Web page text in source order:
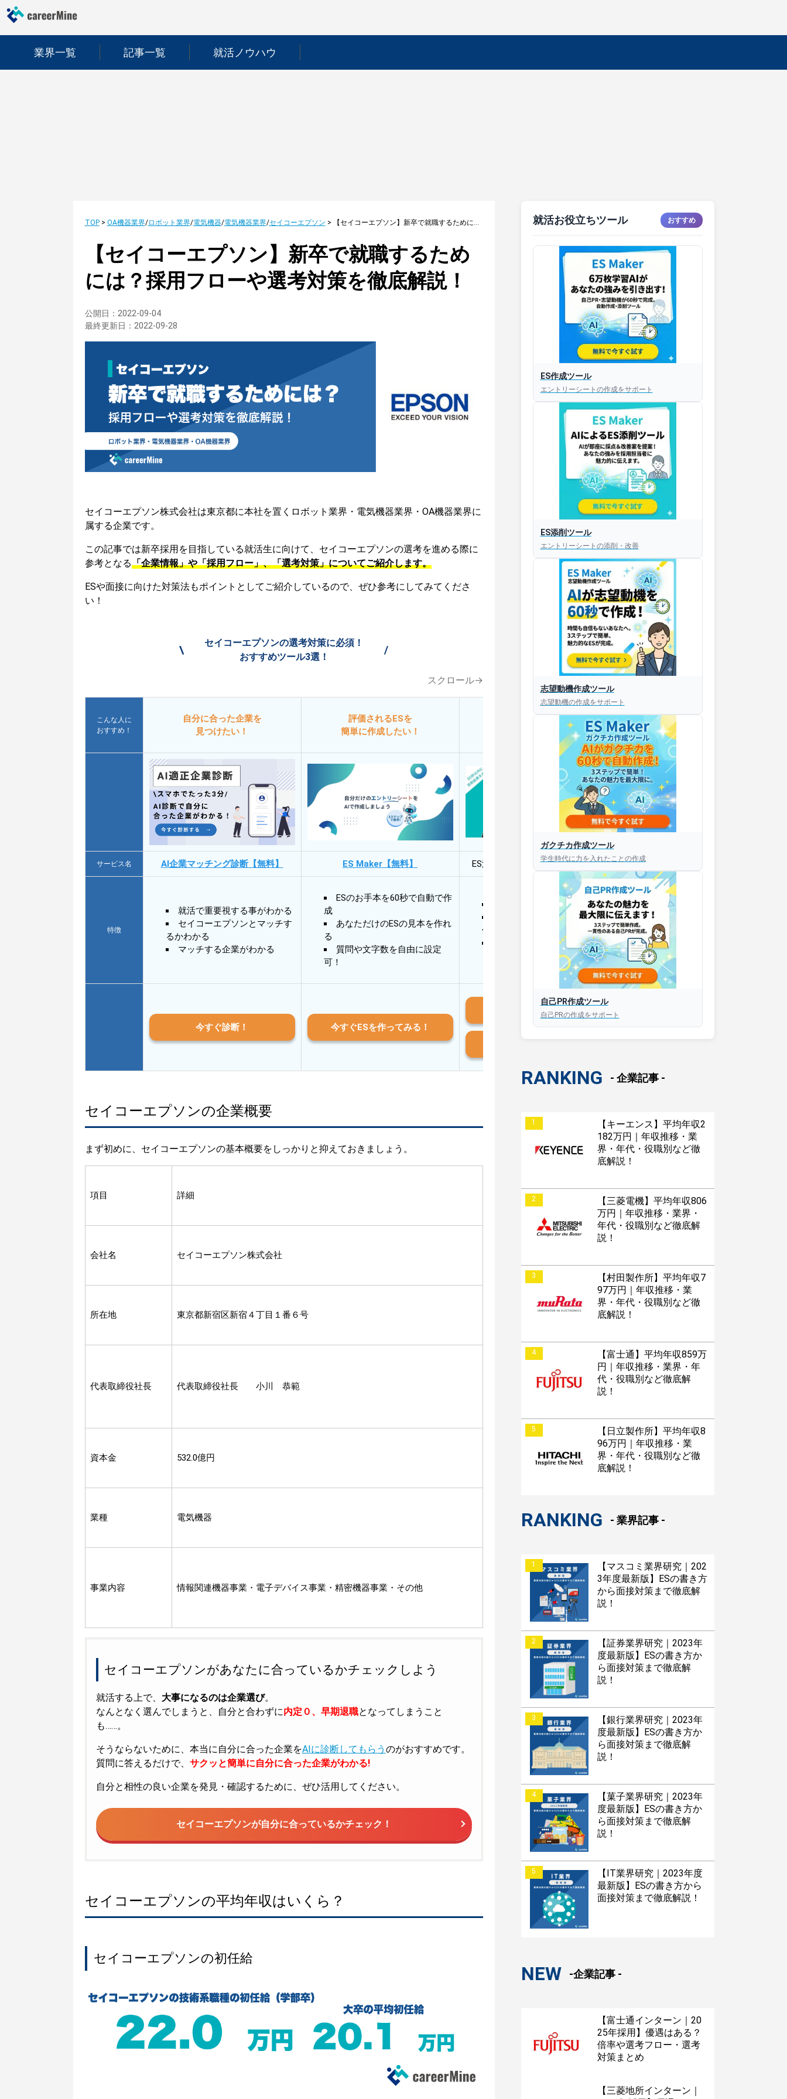
業界一覧 記事一覧 就活ノウハウ
TOP> OA機器業界/ロボット業界/電気機器/電気機器業界/セイコーエプソン > 【セイコーエプソン】新卒で就職するためには？採用フローや選考対策を徹底解説！
【セイコーエプソン】新卒で就職するため
には？採用フローや選考対策を徹底解説！
公開日： 2022-09-04
最終更新日： 2022-09-28
セイコーエプソン株式会社は東京都に本社を置くロボット業界・電気機器業界・OA機器業界に
属する企業です。
この記事では新卒採用を目指している就活生に向けて、セイコーエプソンの選考を進める際に
参考となる「企業情報」や「採用フロー」、「選考対策」についてご紹介します。
ESや面接に向けた対策法もポイントとしてご紹介しているので、ぜひ参考にしてみてくださ
い！
\
セイコーエプソンの選考対策に必須！
おすすめツール3選！
/
スクロール→
こんな人に
おすすめ！
自分に合った企業を
見つけたい！
評価されるESを
簡単に作成したい！
今すぐESを
添削してほしい！
サービス名 AI企業マッチング診断【無料】 ES Maker【無料】 ES添削・面接対策アプリ【無料】
特徴
就活で重要視する事がわかる
セイコーエプソンとマッチす
るかわかる
マッチする企業がわかる
ESのお手本を60秒で自動で作
成
あなただけのESの見本を作れ
る
質問や文字数を自由に設定
可！
30秒以内にあなたのESを添削
30秒以内にあなただけのESを
作成
AIと対話して面接練習ができ
今すぐ診断！ 今すぐESを作ってみる！
iOS版はこちら
セイコーエプソンの企業概要
まず初めに、セイコーエプソンの基本概要をしっかりと抑えておきましょう。
項目 詳細
会社名 セイコーエプソン株式会社
所在地 東京都新宿区新宿４丁目１番６号
代表取締役社長 代表取締役社長 小川 恭範
資本金 532.0億円
業種 電気機器
事業内容 情報関連機器事業・電子デバイス事業・精密機器事業・その他
セイコーエプソンがあなたに合っているかチェックしよう
就活する上で、 大事になるのは企業選び。
なんとなく選んでしまうと、自分と合わずに内定０、早期退職となってしまうこと
も……。
そうならないために、本当に自分に合った企業をAIに診断してもらう のがおすすめです。
質問に答えるだけで、 サクッと簡単に自分に合った企業がわかる!
自分と相性の良い企業を発見・確認するために、ぜひ活用してください。
セイコーエプソンが自分に合っているかチェック！
セイコーエプソンの平均年収はいくら？
セイコーエプソンの初任給
就活お役立ちツール おすすめ
ES作成ツール
エントリーシートの作成をサポート
ES添削ツール
エントリーシートの添削・改善
志望動機作成ツール
志望動機の作成をサポート
ガクチカ作成ツール
学生時代に力を入れたことの作成
自己PR作成ツール
自己PRの作成をサポート
RANKING - 企業記事 -
1
【キーエンス】平均年収2
182万円｜年収推移・業
界・年代・役職別など徹
底解説！
2
【三菱電機】平均年収806
万円｜年収推移・業界・
年代・役職別など徹底解
説！
3
【村田製作所】平均年収7
97万円｜年収推移・業
界・年代・役職別など徹
底解説！
4
【富士通】平均年収859万
円｜年収推移・業界・年
代・役職別など徹底解
説！
5
【日立製作所】平均年収8
96万円｜年収推移・業
界・年代・役職別など徹
底解説！
RANKING - 業界記事 -
1
【マスコミ業界研究｜202
3年度最新版】ESの書き方
から面接対策まで徹底解
説！
2
【証券業界研究｜2023年
度最新版】ESの書き方か
ら面接対策まで徹底解
説！
3
【銀行業界研究｜2023年
度最新版】ESの書き方か
ら面接対策まで徹底解
説！
4
【菓子業界研究｜2023年
度最新版】ESの書き方か
ら面接対策まで徹底解
説！
5
【IT業界研究｜2023年度
最新版】ESの書き方から
面接対策まで徹底解説！
NEW -企業記事 -
【富士通インターン｜20
25年採用】優遇はある？
倍率や選考フロー・選考
対策まとめ
【三菱地所インターン｜